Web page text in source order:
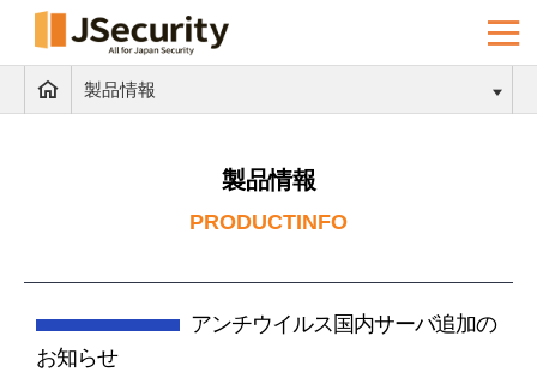
製品情報
製品情報
PRODUCTINFO
アンチウイルス国内サーバ追加の
お知らせ